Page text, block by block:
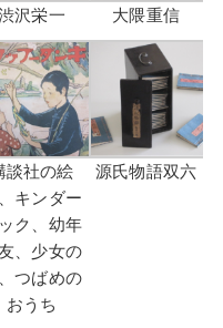
沢栄一 大隈重信
談社の絵
キンダー
ク、幼年
、少女の
つばめの
おうち
源氏物語双六